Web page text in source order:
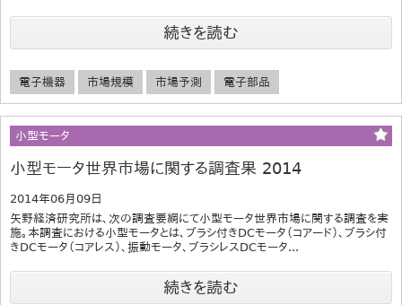
続きを読む
電子機器 市場規模 市場予測 電子部品
小型モータ
小型モータ世界市場に関する調査果 2014
2014年06月09日
矢野経済研究所は、次の調査要綱にて小型モータ世界市場に関する調査を実
施。本調査における小型モータとは、ブラシ付きDCモータ（コアード）、ブラシ付
きDCモータ（コアレス）、振動モータ、ブラシレスDCモータ...
続きを読む